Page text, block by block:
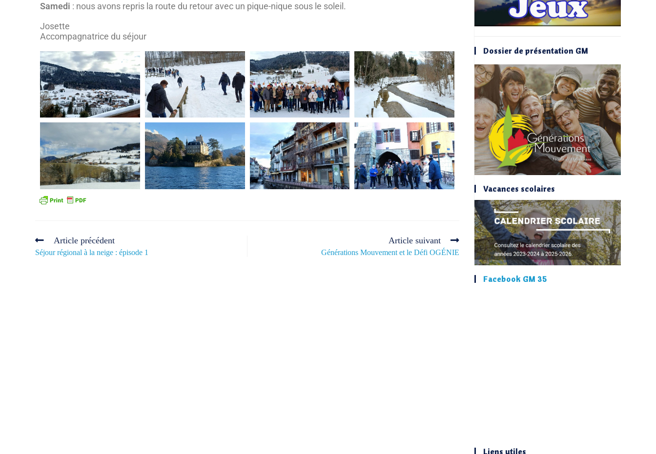
Samedi : nous avons repris la route du retour avec un pique-nique sous le soleil.
Josette
Accompagnatrice du séjour
Article précédent
Séjour régional à la neige : épisode 1
Article suivant
Générations Mouvement et le Défi OGÉNIE
Dossier de présentation GM
Vacances scolaires
Facebook GM 35
Liens utiles